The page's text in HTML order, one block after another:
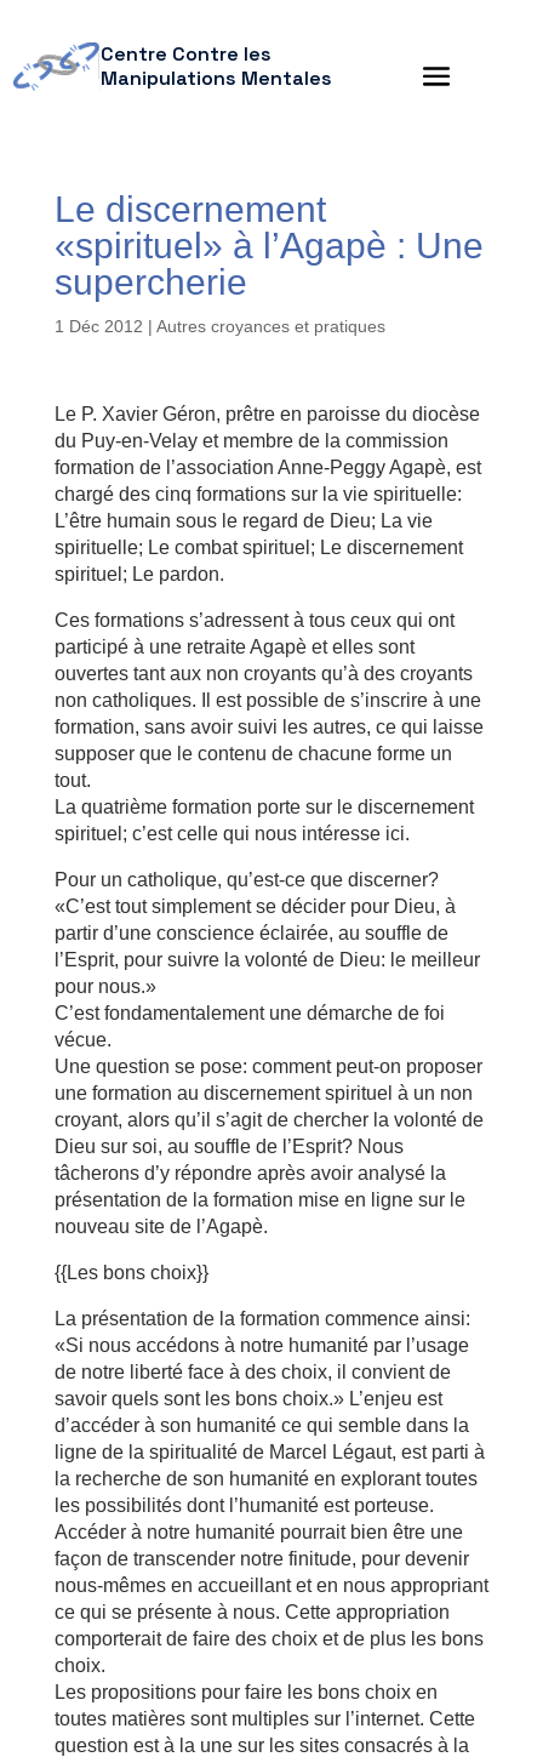
Centre Contre les
Manipulations Mentales
Le discernement
«spirituel» à l’Agapè : Une
supercherie
1 Déc 2012 | Autres croyances et pratiques
Le P. Xavier Géron, prêtre en paroisse du diocèse
du Puy-en-Velay et membre de la commission
formation de l’association Anne-Peggy Agapè, est
chargé des cinq formations sur la vie spirituelle:
L’être humain sous le regard de Dieu; La vie
spirituelle; Le combat spirituel; Le discernement
spirituel; Le pardon.
Ces formations s’adressent à tous ceux qui ont
participé à une retraite Agapè et elles sont
ouvertes tant aux non croyants qu’à des croyants
non catholiques. Il est possible de s’inscrire à une
formation, sans avoir suivi les autres, ce qui laisse
supposer que le contenu de chacune forme un
tout.
La quatrième formation porte sur le discernement
spirituel; c’est celle qui nous intéresse ici.
Pour un catholique, qu’est-ce que discerner?
«C’est tout simplement se décider pour Dieu, à
partir d’une conscience éclairée, au souffle de
l’Esprit, pour suivre la volonté de Dieu: le meilleur
pour nous.»
C’est fondamentalement une démarche de foi
vécue.
Une question se pose: comment peut-on proposer
une formation au discernement spirituel à un non
croyant, alors qu’il s’agit de chercher la volonté de
Dieu sur soi, au souffle de l’Esprit? Nous
tâcherons d’y répondre après avoir analysé la
présentation de la formation mise en ligne sur le
nouveau site de l’Agapè.
{{Les bons choix}}
La présentation de la formation commence ainsi:
«Si nous accédons à notre humanité par l’usage
de notre liberté face à des choix, il convient de
savoir quels sont les bons choix.» L’enjeu est
d’accéder à son humanité ce qui semble dans la
ligne de la spiritualité de Marcel Légaut, est parti à
la recherche de son humanité en explorant toutes
les possibilités dont l’humanité est porteuse.
Accéder à notre humanité pourrait bien être une
façon de transcender notre finitude, pour devenir
nous-mêmes en accueillant et en nous appropriant
ce qui se présente à nous. Cette appropriation
comporterait de faire des choix et de plus les bons
choix.
Les propositions pour faire les bons choix en
toutes matières sont multiples sur l’internet. Cette
question est à la une sur les sites consacrés à la